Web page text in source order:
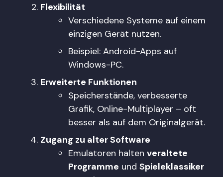
Flexibilität
Verschiedene Systeme auf einem
einzigen Gerät nutzen.
Beispiel: Android-Apps auf
Windows-PC.
Erweiterte Funktionen
Speicherstände, verbesserte
Grafik, Online-Multiplayer – oft
besser als auf dem Originalgerät.
Zugang zu alter Software
Emulatoren halten veraltete
Programme und Spieleklassiker